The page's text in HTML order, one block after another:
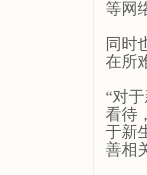
等网
同时
在所
“对
看待
于新
善相